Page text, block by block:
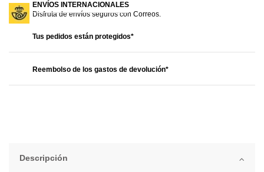
ENVÍOS INTERNACIONALES
Disfruta de envíos seguros con Correos.
Tus pedidos están protegidos*
Reembolso de los gastos de devolución*
Descripción